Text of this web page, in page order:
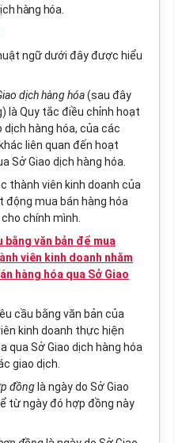
hàng hóa.
ngữ dưới đây được hiểu
dịch hàng hóa(sau đây
là Quy tắc điều chỉnh hoạt
dịch hàng hóa, của các
liên quan đến hoạt
Sở Giao dịch hàng hóa.
thành viên kinh doanh của
động mua bán hàng hóa
chính mình.
bằng văn bản để mua
viên kinh doanh nhằm
hàng hóa qua Sở Giao
cầu bằng văn bản của
kinh doanh thực hiện
qua Sở Giao dịch hàng hóa
giao dịch.
đồng là ngày do Sở Giao
từ ngày đó hợp đồng này